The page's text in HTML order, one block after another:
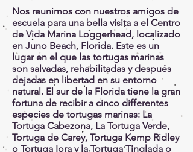
Nos reunimos con nuestros amigos de
escuela para una bella visita a el Centro
de Vida Marina Loggerhead, localizado
en Juno Beach, Florida. Este es un
lugar en el que las tortugas marinas
son salvadas, rehabilitadas y después
dejadas en libertad en su entorno
natural. El sur de la Florida tiene la gran
fortuna de recibir a cinco differentes
especies de tortugas marinas: La
Tortuga Cabezona, La Tortuga Verde,
Tortuga de Carey, Tortuga Kemp Ridley
o Tortuga Iora y la Tortuga Tinglada o